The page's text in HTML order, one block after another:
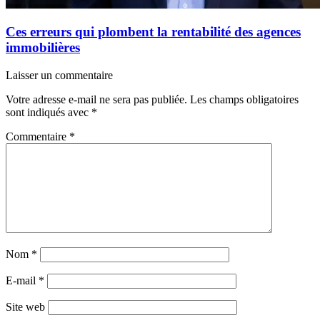
Ces erreurs qui plombent la rentabilité des agences
immobilières
Laisser un commentaire
Votre adresse e-mail ne sera pas publiée. Les champs obligatoires
sont indiqués avec *
Commentaire *
Nom *
E-mail *
Site web